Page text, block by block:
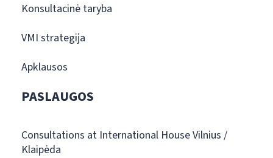
Konsultacinė taryba
VMI strategija
Apklausos
PASLAUGOS
Consultations at International House Vilnius /
Klaipėda